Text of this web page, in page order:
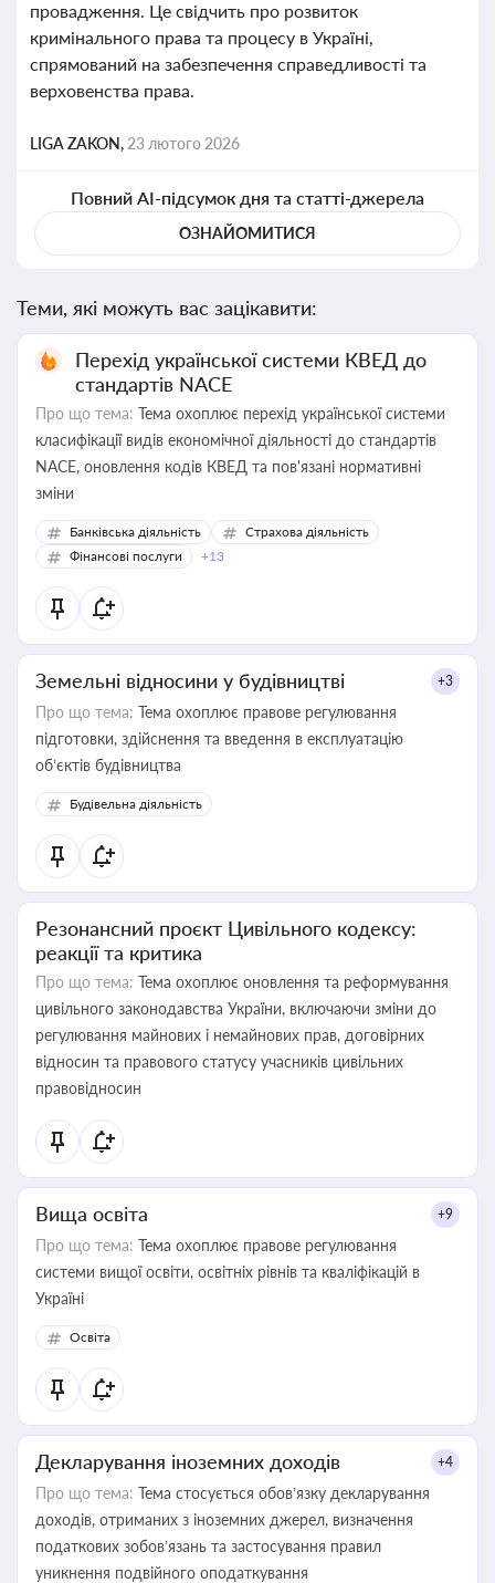
провадження. Це свідчить про розвиток
кримінального права та процесу в Україні,
спрямований на забезпечення справедливості та
верховенства права.
LIGA ZAKON, 23 лютого 2026
Повний AI-підсумок дня та статті-джерела
ОЗНАЙОМИТИСЯ
Теми, які можуть вас зацікавити:
Перехід української системи КВЕД до
стандартів NACE
Про що тема: Тема охоплює перехід української системи
класифікації видів економічної діяльності до стандартів
NACE, оновлення кодів КВЕД та пов'язані нормативні
зміни
Банківська діяльність
Страхова діяльність
Фінансові послуги
+13
Земельні відносини у будівництві +3
Про що тема: Тема охоплює правове регулювання
підготовки, здійснення та введення в експлуатацію
об’єктів будівництва
Будівельна діяльність
Резонансний проєкт Цивільного кодексу:
реакції та критика
Про що тема: Тема охоплює оновлення та реформування
цивільного законодавства України, включаючи зміни до
регулювання майнових і немайнових прав, договірних
відносин та правового статусу учасників цивільних
правовідносин
Вища освіта +9
Про що тема: Тема охоплює правове регулювання
системи вищої освіти, освітніх рівнів та кваліфікацій в
Україні
Освіта
Декларування іноземних доходів +4
Про що тема: Тема стосується обов’язку декларування
доходів, отриманих з іноземних джерел, визначення
податкових зобов’язань та застосування правил
уникнення подвійного оподаткування